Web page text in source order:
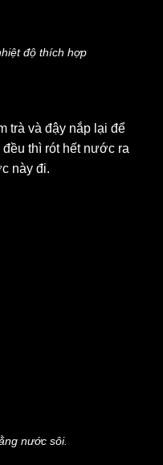
độ thích hợp
trà và đậy nắp lại để
thì rót hết nước ra
này đi.
nước sôi.